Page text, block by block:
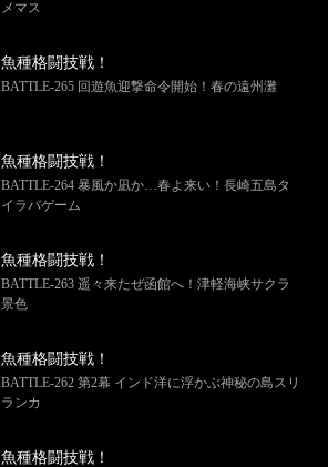
メマス
魚種格闘技戦！
BATTLE-265 回遊魚迎撃命令開始！春の遠州灘
魚種格闘技戦！
BATTLE-264 暴風か凪か…春よ来い！長崎五島タ
イラバゲーム
魚種格闘技戦！
BATTLE-263 遥々来たぜ函館へ！津軽海峡サクラ
景色
魚種格闘技戦！
BATTLE-262 第2幕 インド洋に浮かぶ神秘の島スリ
ランカ
魚種格闘技戦！